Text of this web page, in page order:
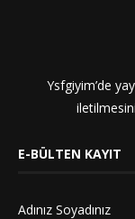
Ysfgiyim’de
E-BÜLTEN KAYIT
Adınız Soyadınız